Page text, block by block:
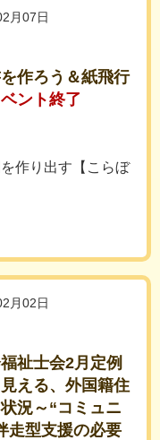
月07日
作ろう＆紙飛行
ント終了
作り出す【こらぼ
月02日
祉士会2月定例
える、外国籍住
況～“コミュニ
走型支援の必要